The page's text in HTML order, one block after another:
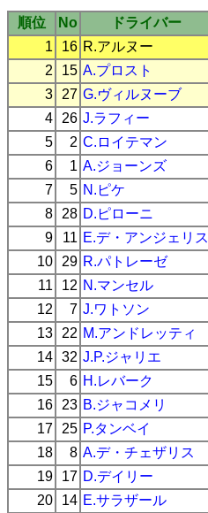
順位 No ドライバー
1
16 R.アルヌー
2
15 A.プロスト
3
27 G.ヴィルヌーブ
4
26 J.ラフィー
5
2 C.ロイテマン
6
1 A.ジョーンズ
7
5 N.ピケ
8
28 D.ピローニ
9
11 E.デ・アンジェリス
10
29 R.パトレーゼ
11
12 N.マンセル
12
7 J.ワトソン
13
22 M.アンドレッティ
14 32 J.P.ジャリエ
15
6 H.レバーク
16
23 B.ジャコメリ
17
25 P.タンベイ
18
8 A.デ・チェザリス
19
17 D.デイリー
20
14 E.サラザール